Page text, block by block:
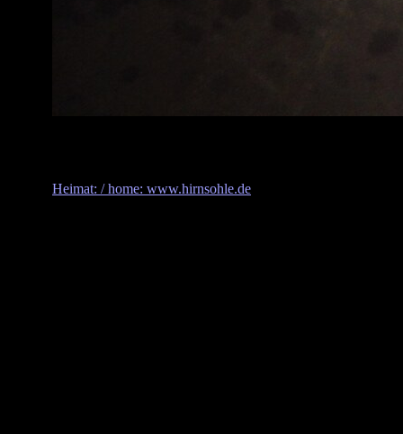
Heimat: / home: www.hirnsohle.de